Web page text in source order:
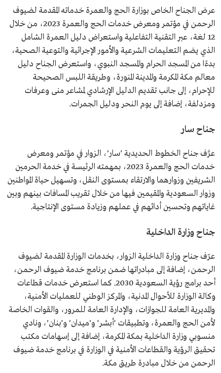
عرض الجناح الخاص بوزارة الحج والعمرة خدماته المقدمة لضيوف
الرحمن في مؤتمر ومعرض خدمات الحج والعمرة 2023، من خلال
12 لغة، عبر التقنية التفاعلية واستعراض دليل العمرة الشامل
الذي يضم التعليمات الشرعية والأمور الإجرائية والتوعية الصحية،
بدءًا من المسجد الحرام والمسجد النبوي، واستعرض الجناح دليل
معالم مكة المكرمة والمدينة المنورة، وطريقة اللبس الصحيحة
للإحرام، إلى جانب تقديم الدليل الإرشادي لمشاعر منى وعرفات
ومزدلفة، إضافة إلى يوم النحر ودليل الجمرات.
جناح سار
عرَّف جناح الخطوط الحديدية 'سار'، الزوار في مؤتمر ومعرض
خدمات الحج والعمرة 2023، بمهمته الرئيسة في خدمة الحرمين
الشريفين وزوارهما والارتقاء بمستوى النقل، وتسهيل حياة المواطنين
وزوار السعودية والمقيمين فيها من خلال تقريب المسافات بينهم وبين
غاياتهم وتحسين أدائهم في عملهم وزيادة مستوى الإنتاجية.
جناح وزارة الداخلية
عرّف جناح وزارة الداخلية الزوار، بخدمات الوزارة المقدمة لضيوف
الرحمن، إضافة إلى مبادراتها ضمن برنامج خدمة ضيوف الرحمن،
أحد برامج رؤية السعودية 2030. كما استعرض خدمات قطاعات
وكالة الوزارة للأحوال المدنية، والمركز الوطني للعمليات الأمنية،
والمديرية العامة للجوازات، والإدارة العامة للمرور، والقوات الخاصة
لأمن الحج والعمرة، وتطبيقات 'أبشر' و'ميدان' و'بنان'، ونادي
منسوبي وزارة الداخلية بمكة المكرمة، إضافة إلى إسهامات مكتب
تحقيق الرؤية والقطاعات الأمنية في الوزارة في برنامج خدمة ضيوف
الرحمن من خلال مبادرة طريق مكة.